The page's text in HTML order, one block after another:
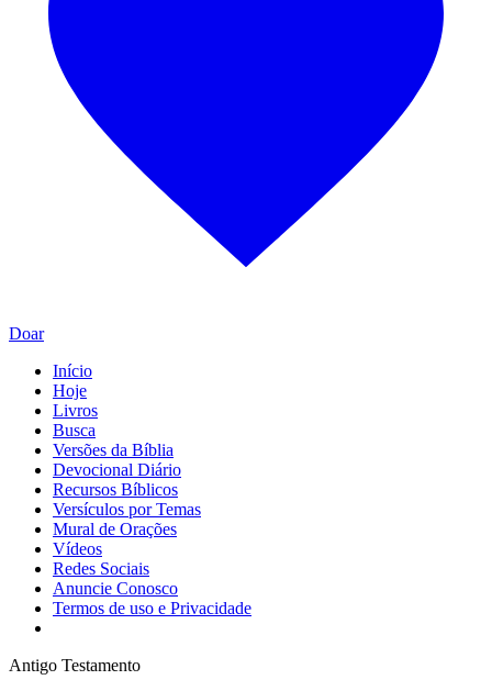
Doar
Início
Hoje
Livros
Busca
Versões da Bíblia
Devocional Diário
Recursos Bíblicos
Versículos por Temas
Mural de Orações
Vídeos
Redes Sociais
Anuncie Conosco
Termos de uso e Privacidade
Antigo Testamento